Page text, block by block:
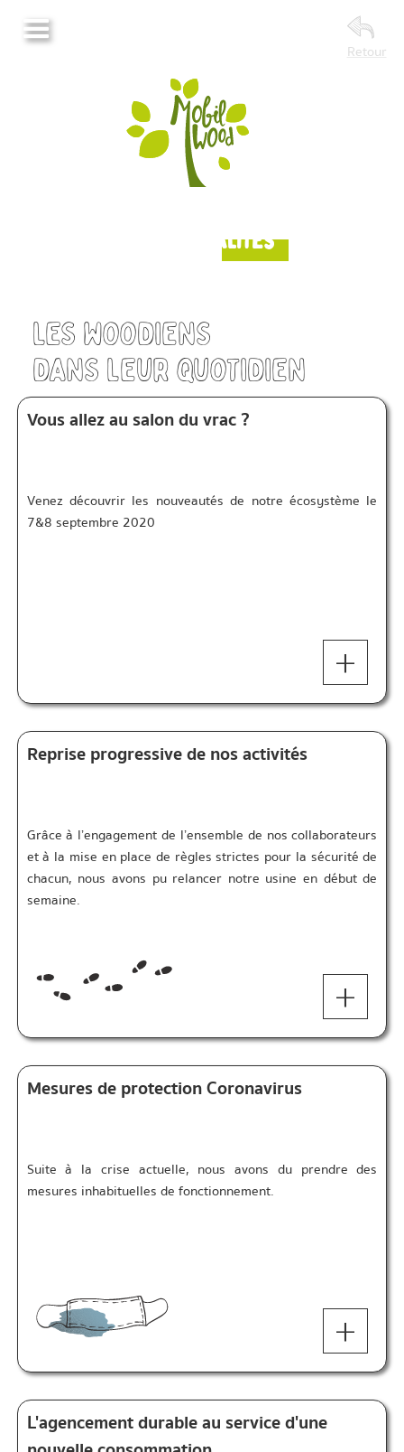
Retour
Nos Actualités
Les woodiens
Dans leur quotidien
Vous allez au salon du vrac ?
Venez découvrir les nouveautés de notre écosystème le
7&8 septembre 2020
+
Reprise progressive de nos activités
Grâce à l’engagement de l’ensemble de nos collaborateurs
et à la mise en place de règles strictes pour la sécurité de
chacun, nous avons pu relancer notre usine en début de
semaine.
+
Mesures de protection Coronavirus
Suite à la crise actuelle, nous avons du prendre des
mesures inhabituelles de fonctionnement.
+
L'agencement durable au service d'une